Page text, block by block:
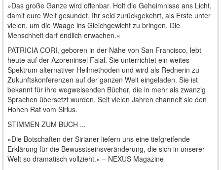
»Das große Ganze wird offenbar. Holt die Geheimnisse ans Licht,
damit eure Welt gesundet. Ihr seid zurückgekehrt, als Erste unter
vielen, um die Waage ins Gleichgewicht zu bringen. Die
Menschheit darf endlich erwachen.«
PATRICIA CORI, geboren in der Nähe von San Francisco, lebt
heute auf der Azoreninsel Faial. Sie unterrichtet ein weites
Spektrum alternativer Heilmethoden und wird als Rednerin zu
Zukunftskonferenzen auf der ganzen Welt eingeladen. Sie ist
bekannt für ihre wegweisenden Bücher, die in mehr als zwanzig
Sprachen übersetzt wurden. Seit vielen Jahren channelt sie den
Hohen Rat vom Sirius.
STIMMEN ZUM BUCH ...
»Die Botschaften der Sirianer liefern uns eine tiefgreifende
Erklärung für die Bewusstseinsveränderung, die sich in unserer
Welt so dramatisch vollzieht.« – NEXUS Magazine